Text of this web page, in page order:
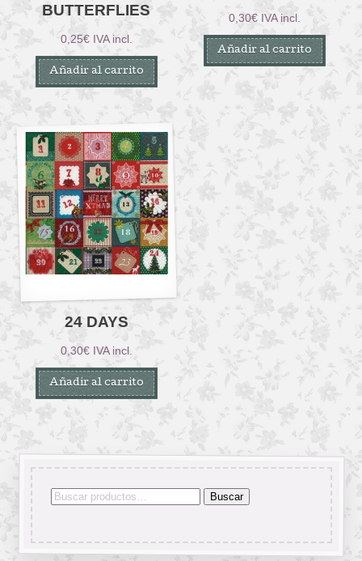
BUTTERFLIES
0,25€ IVA incl.
Añadir al carrito
0,30€ IVA incl.
Añadir al carrito
24 DAYS
0,30€ IVA incl.
Añadir al carrito
Buscar
Buscar